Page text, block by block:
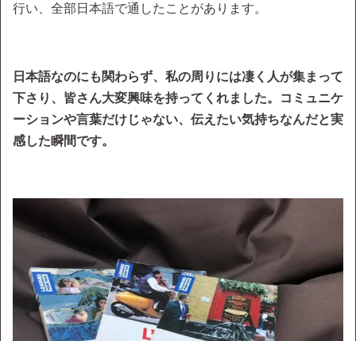
行い、全部日本語で通したことがあります。
日本語なのにも関わらず、私の周りには凄く人が集まって
下さり、皆さん大変興味を持ってくれました。コミュニケ
ーションや言葉だけじゃない、伝えたい気持ちなんだと実
感した瞬間です。